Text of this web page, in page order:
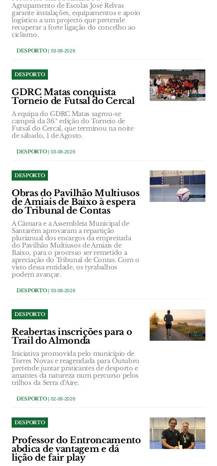
Agrupamento de Escolas José Relvas
garante instalações, equipamentos e apoio
logístico a um projecto que pretende
recuperar a forte ligação do concelho ao
ciclismo.
DESPORTO| 03-08-2026
DESPORTO
GDRC Matas conquista
Torneio de Futsal do Cercal
A equipa do GDRC Matas sagrou-se
campeã da 36.ª edição do Torneio de
Futsal do Cercal, que terminou na noite
de sábado, 1 de Agosto.
DESPORTO| 03-08-2026
DESPORTO
Obras do Pavilhão Multiusos
de Amiais de Baixo à espera
do Tribunal de Contas
A Câmara e a Assembleia Municipal de
Santarém aprovaram a repartição
plurianual dos encargos da empreitada
do Pavilhão Multiusos de Amiais de
Baixo, para o processo ser remetido a
apreciação do Tribunal de Contas. Com o
visto dessa entidade, os tyrabalhos
podem avançar.
DESPORTO| 03-08-2026
DESPORTO
Reabertas inscrições para o
Trail do Almonda
Iniciativa promovida pelo município de
Torres Novas e reagendada para Outubro
pretende juntar praticantes de desporto e
amantes da natureza num percurso pelos
trilhos da Serra d’Aire.
DESPORTO| 02-08-2026
DESPORTO
Professor do Entroncamento
abdica de vantagem e dá
lição de fair play